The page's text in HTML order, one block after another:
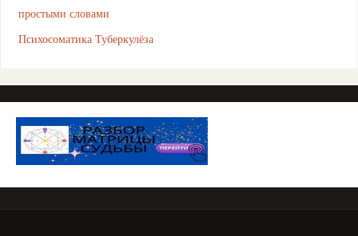
простыми словами
Психосоматика Туберкулёза